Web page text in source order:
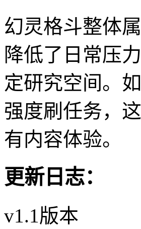
幻灵格斗整体
降低了日常压
定研究空间。
强度刷任务，
有内容体验。
更新日志：
v1.1版本